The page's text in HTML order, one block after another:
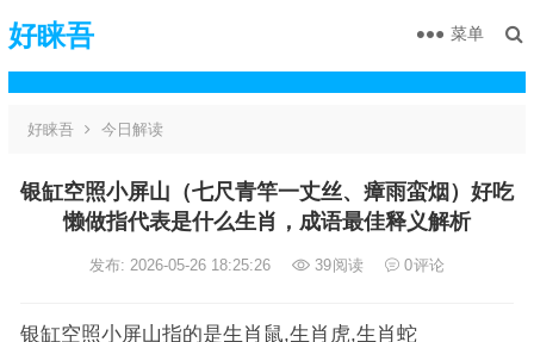
好睐吾 菜单
好睐吾 今日解读
银缸空照小屏山（七尺青竿一丈丝、瘴雨蛮烟）好吃
懒做指代表是什么生肖，成语最佳释义解析
发布: 2026-05-26 18:25:26 39阅读 0评论
银缸空照小屏山指的是生肖鼠,生肖虎,生肖蛇